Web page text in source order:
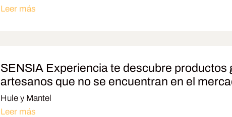
Leer más
SENSIA Experiencia te descubre productos
artesanos que no se encuentran en el
Hule y Mantel
Leer más